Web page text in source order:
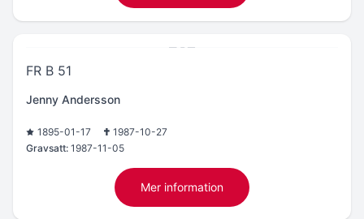
FR B 51
Jenny Andersson
1895-01-17
1987-10-27
Gravsatt: 1987-11-05
Mer information